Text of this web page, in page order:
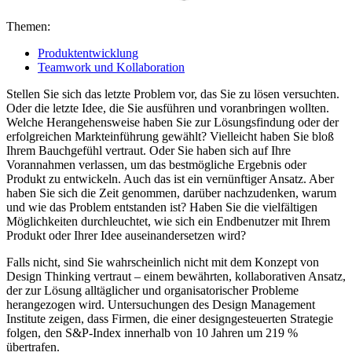
Themen:
Produktentwicklung
Teamwork und Kollaboration
Stellen Sie sich das letzte Problem vor, das Sie zu lösen versuchten.
Oder die letzte Idee, die Sie ausführen und voranbringen wollten.
Welche Herangehensweise haben Sie zur Lösungsfindung oder der
erfolgreichen Markteinführung gewählt? Vielleicht haben Sie bloß
Ihrem Bauchgefühl vertraut. Oder Sie haben sich auf Ihre
Vorannahmen verlassen, um das bestmögliche Ergebnis oder
Produkt zu entwickeln. Auch das ist ein vernünftiger Ansatz. Aber
haben Sie sich die Zeit genommen, darüber nachzudenken, warum
und wie das Problem entstanden ist? Haben Sie die vielfältigen
Möglichkeiten durchleuchtet, wie sich ein Endbenutzer mit Ihrem
Produkt oder Ihrer Idee auseinandersetzen wird?
Falls nicht, sind Sie wahrscheinlich nicht mit dem Konzept von
Design Thinking vertraut – einem bewährten, kollaborativen Ansatz,
der zur Lösung alltäglicher und organisatorischer Probleme
herangezogen wird. Untersuchungen des Design Management
Institute zeigen, dass Firmen, die einer designgesteuerten Strategie
folgen, den S&P-Index innerhalb von 10 Jahren um 219 %
übertrafen.